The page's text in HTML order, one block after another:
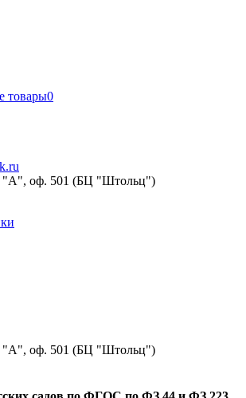
товары0
"А", оф. 501 (БЦ "Штольц")
"А", оф. 501 (БЦ "Штольц")